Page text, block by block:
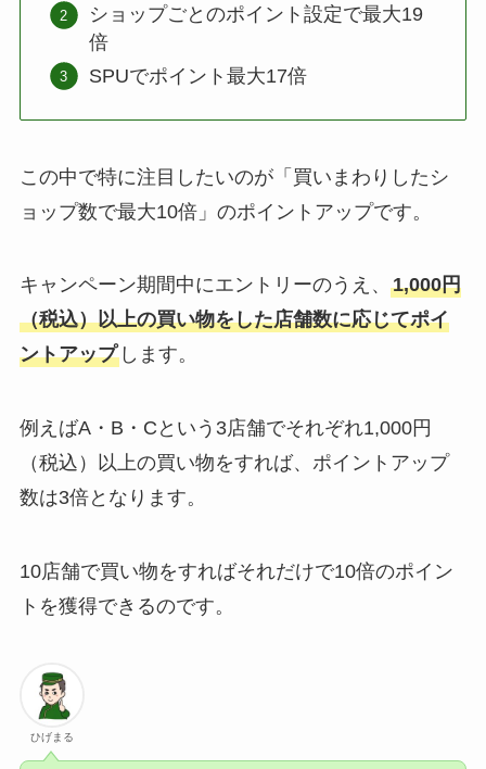
ショップごとのポイント設定で最大19
倍
SPUでポイント最大17倍
この中で特に注目したいのが「買いまわりしたシ
ョップ数で最大10倍」のポイントアップです。
キャンペーン期間中にエントリーのうえ、 1,000円
（税込）以上の買い物をした店舗数に応じてポイ
ントアップします。
例えばA・B・Cという3店舗でそれぞれ1,000円
（税込）以上の買い物をすれば、ポイントアップ
数は3倍となります。
10店舗で買い物をすればそれだけで10倍のポイン
トを獲得できるのです。
ひげまる